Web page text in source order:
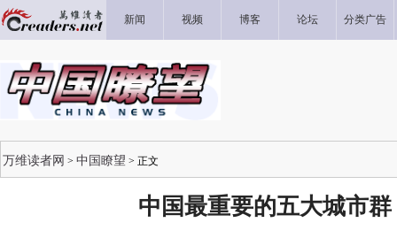
新闻 视频 博客 论坛 分类广告
万维读者网 > 中国瞭望 > 正文
中国最重要的五大城市